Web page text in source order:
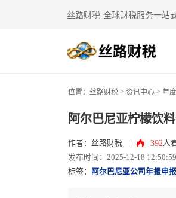
丝路财税-全球财税服务一站
位置： 丝路财税 > 资讯中心 > 年
阿尔巴尼亚柠檬饮
作者：丝路财税 392人
发布时间：2025-12-18 12:50:59
标签：
阿尔巴尼亚公司年报申报